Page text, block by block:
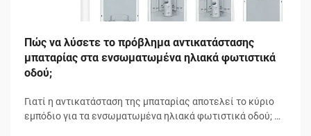
Πώς να λύσετε το πρόβλημα αντικατάστασης
μπαταρίας στα ενσωματωμένα ηλιακά φωτιστικά
οδού;
Γιατί η αντικατάσταση της μπαταρίας αποτελεί το κύριο
εμπόδιο για τα ενσωματωμένα ηλιακά φωτιστικά οδού; Η